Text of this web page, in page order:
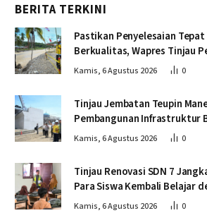
BERITA TERKINI
Pastikan Penyelesaian
Berkualitas, Wapres Tinjau
Jembatan Lumut
Kamis, 6 Agustus 2026 0
Tinjau Jembatan Teupin
Pembangunan Infrastruktur
dan Tepat Waktu
Kamis, 6 Agustus 2026 0
Tinjau Renovasi SDN 7
Para Siswa Kembali Belajar
Pascabencana
Kamis, 6 Agustus 2026 0